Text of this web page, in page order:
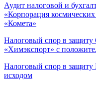
Аудит налоговой и
«Корпорация
«Комета»
Налоговый спор в
«Химэкспорт» с
Налоговый спор в
исходом